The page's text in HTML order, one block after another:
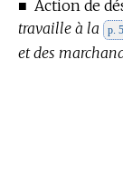
■ Action de
travaille à la
p.
et des